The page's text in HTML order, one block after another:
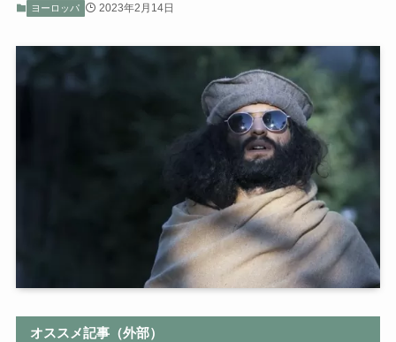
ヨーロッパ 2023年2月14日
オススメ記事（外部）